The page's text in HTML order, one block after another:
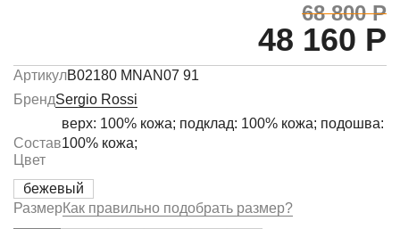
68 800 Р
48 160 Р
АртикулB02180 MNAN07 91
БрендSergio Rossi
Состав
верх: 100% кожа; подклад: 100% кожа; подошва:
100% кожа;
Цвет
бежевый
РазмерКак правильно подобрать размер?